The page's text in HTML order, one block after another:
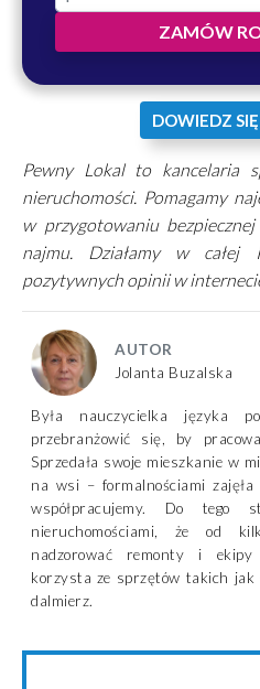
ZAMÓW
DOWIEDZ
Pewny Lokal to kancelaria
nieruchomości. Pomagamy
w przygotowaniu
najmu. Działamy w całej
pozytywnych opinii w
AUTOR
Jolanta Buzalska
Była nauczycielka języka
przebranżowić się, by
Sprzedała swoje mieszkanie w
na wsi – formalnościami
współpracujemy. Do tego
nieruchomościami, że od
nadzorować remonty i ekipy
korzysta ze sprzętów takich
dalmierz.